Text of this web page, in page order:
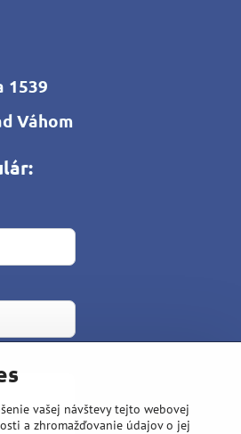
1539
Váhom
vašej návštevy tejto webovej
a zhromažďovanie údajov o jej